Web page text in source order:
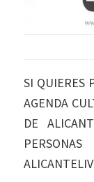
SI QUIERES
AGENDA
DE